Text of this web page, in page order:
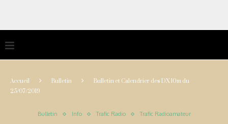
Accueil Bulletin Bulletin et Calendrier des DX 10m du
25/07/2019
Bulletin Info Trafic Radio Trafic Radioamateur